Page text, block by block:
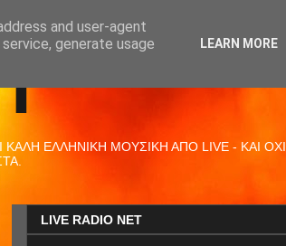
ΕΛΛΗΝΙΚΗ ΜΟΥΣΙΚΗ ΑΠΟ LIVE - ΚΑΙ ΟΧΙ
LIVE RADIO NET
and user-agent
generate usage
LEARN MORE